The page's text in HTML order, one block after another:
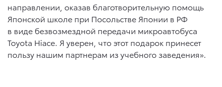
направлении, оказав благотворительную помощь
Японской школе при Посольстве Японии в РФ
в виде безвозмездной передачи микроавтобуса
Toyota Hiace. Я уверен, что этот подарок принесет
пользу нашим партнерам из учебного заведения».